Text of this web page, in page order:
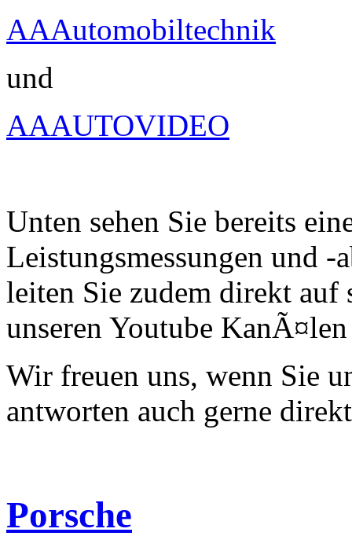
AAAutomobiltechnik
und
AAAUTOVIDEO
Unten sehen Sie bereits
Leistungsmessungen und -
leiten Sie zudem direkt auf
unseren Youtube
Wir freuen uns, wenn Sie
antworten auch gerne
Porsche